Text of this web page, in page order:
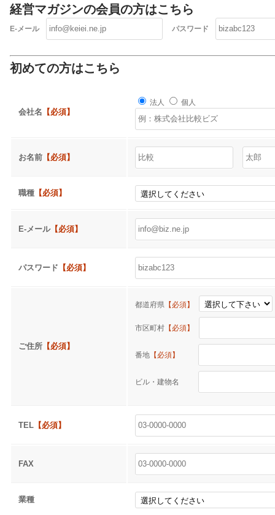
経営マガジンの会員の方はこちら
E-メール パスワード
初めての方はこちら
会社名 【必須】
法人 個人
お名前 【必須】
職種 【必須】
E-メール【必須】
パスワード 【必須】
ご住所 【必須】
都道府県 【必須】
市区町村 【必須】
番地 【必須】
ビル・建物名
TEL 【必須】
FAX
業種